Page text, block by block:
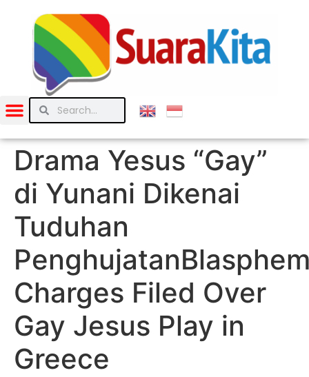
Drama Yesus “Gay”
di Yunani Dikenai
Tuduhan
Penghujatan
Charges Filed Over
Gay Jesus Play in
Greece